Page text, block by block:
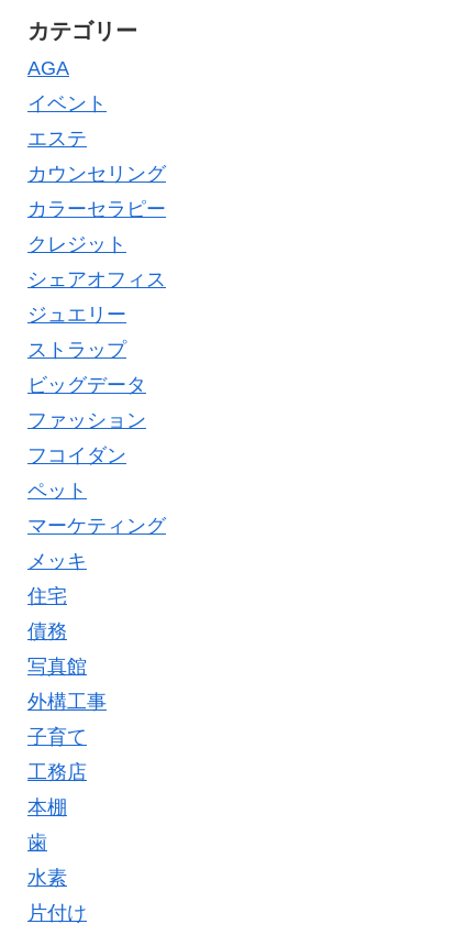
カテゴリー
AGA
イベント
エステ
カウンセリング
カラーセラピー
クレジット
シェアオフィス
ジュエリー
ストラップ
ビッグデータ
ファッション
フコイダン
ペット
マーケティング
メッキ
住宅
債務
写真館
外構工事
子育て
工務店
本棚
歯
水素
片付け